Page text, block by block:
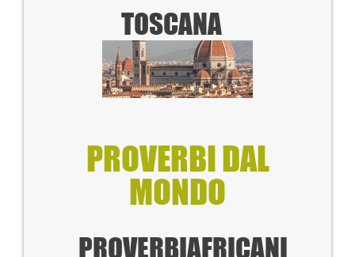
TOSCANA
PROVERBI DAL
MONDO
PROVERBIAFRICANI